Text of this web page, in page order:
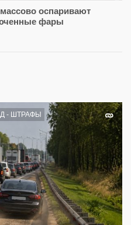
оспаривают
фары
- ШТРАФЫ